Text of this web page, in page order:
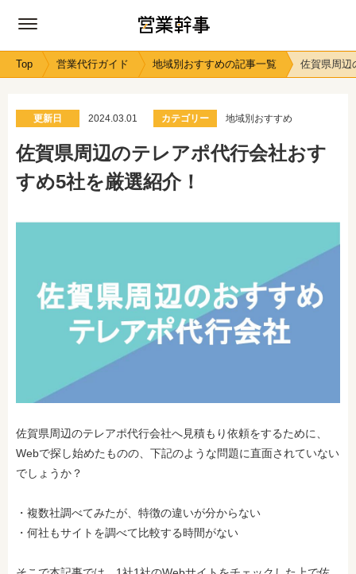
Top 営業代行ガイド 地域別おすすめの記事一覧 佐賀県周辺
更新日 2024.03.01 カテゴリー 地域別おすすめ
佐賀県周辺のテレアポ代行会社おす
すめ5社を厳選紹介！
佐賀県周辺のテレアポ代行会社へ見積もり依頼をするために、
Webで探し始めたものの、下記のような問題に直面されていない
でしょうか？
・複数社調べてみたが、特徴の違いが分からない
・何社もサイトを調べて比較する時間がない